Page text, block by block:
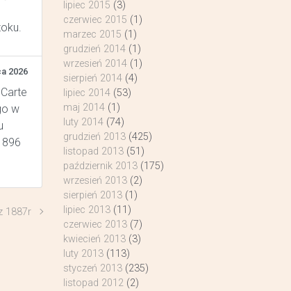
2026
w
1887r
lipiec 2015 (3)
czerwiec 2015 (1)
marzec 2015 (1)
grudzień 2014(1)
wrzesień 2014(1)
sierpień 2014(4)
lipiec 2014(53)
maj 2014(1)
luty 2014(74)
grudzień 2013(425)
listopad 2013(51)
październik 2013(175)
wrzesień 2013(2)
sierpień 2013(1)
lipiec 2013(11)
czerwiec 2013(7)
kwiecień 2013(3)
luty 2013(113)
styczeń 2013(235)
listopad 2012(2)